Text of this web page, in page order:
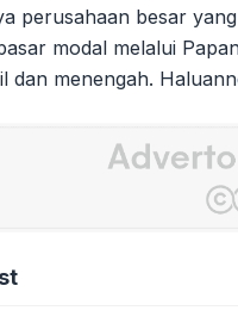
perusahaan besar
modal melalui
dan menengah.